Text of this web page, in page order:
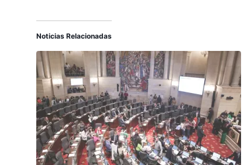
Noticias Relacionadas